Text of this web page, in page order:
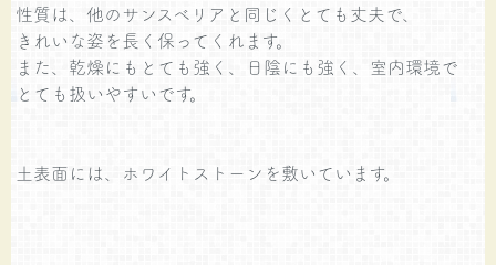
性質は、他のサンスベリアと同じくとても丈夫で、
きれいな姿を長く保ってくれます。
また、乾燥にもとても強く、日陰にも強く、室内環境で
とても扱いやすいです。
土表面には、ホワイトストーンを敷いています。